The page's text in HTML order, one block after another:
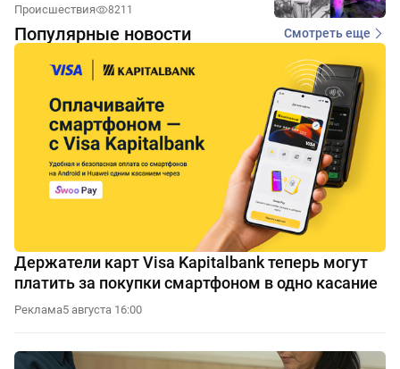
Происшествия 8211
Популярные новости Смотреть еще
Держатели карт Visa Kapitalbank теперь могут
платить за покупки смартфоном в одно касание
Реклама5 августа 16:00